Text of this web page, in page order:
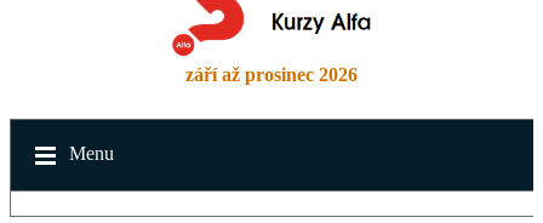
září až prosinec 2026
Menu